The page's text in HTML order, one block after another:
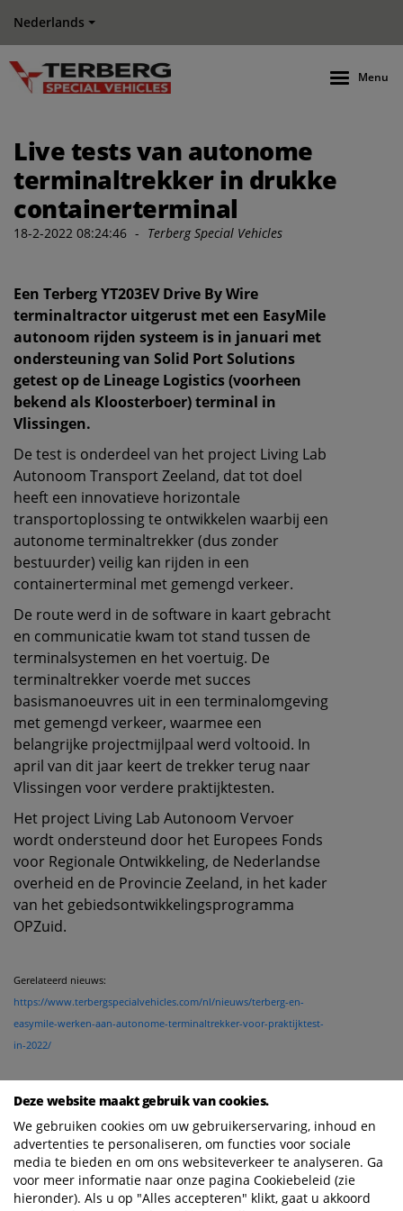
Nederlands
Menu
Live tests van autonome
terminaltrekker in drukke
containerterminal
18-2-2022 08:24:46 - Terberg Special Vehicles
Een Terberg YT203EV Drive By Wire
terminaltractor uitgerust met een EasyMile
autonoom rijden systeem is in januari met
ondersteuning van Solid Port Solutions
getest op de Lineage Logistics (voorheen
bekend als Kloosterboer) terminal in
Vlissingen.
De test is onderdeel van het project Living Lab
Autonoom Transport Zeeland, dat tot doel
heeft een innovatieve horizontale
transportoplossing te ontwikkelen waarbij een
autonome terminaltrekker (dus zonder
bestuurder) veilig kan rijden in een
containerterminal met gemengd verkeer.
De route werd in de software in kaart gebracht
en communicatie kwam tot stand tussen de
terminalsystemen en het voertuig. De
terminaltrekker voerde met succes
basismanoeuvres uit in een terminalomgeving
met gemengd verkeer, waarmee een
belangrijke projectmijlpaal werd voltooid. In
april van dit jaar keert de trekker terug naar
Vlissingen voor verdere praktijktesten.
Het project Living Lab Autonoom Vervoer
wordt ondersteund door het Europees Fonds
voor Regionale Ontwikkeling, de Nederlandse
overheid en de Provincie Zeeland, in het kader
van het gebiedsontwikkelingsprogramma
OPZuid.
Gerelateerd nieuws:
https://www.terbergspecialvehicles.com/nl/nieuws/terberg-en-
easymile-werken-aan-autonome-terminaltrekker-voor-praktijktest-
in-2022/
Deze website maakt gebruik van cookies.
We gebruiken cookies om uw gebruikerservaring, inhoud en
advertenties te personaliseren, om functies voor sociale
media te bieden en om ons websiteverkeer te analyseren. Ga
voor meer informatie naar onze pagina Cookiebeleid (zie
hieronder). Als u op "Alles accepteren" klikt, gaat u akkoord